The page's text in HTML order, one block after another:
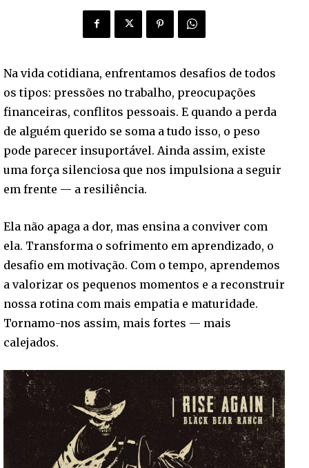
Na vida cotidiana, enfrentamos desafios de todos
os tipos: pressões no trabalho, preocupações
financeiras, conflitos pessoais. E quando a perda
de alguém querido se soma a tudo isso, o peso
pode parecer insuportável. Ainda assim, existe
uma força silenciosa que nos impulsiona a seguir
em frente — a resiliência.
Ela não apaga a dor, mas ensina a conviver com
ela. Transforma o sofrimento em aprendizado, o
desafio em motivação. Com o tempo, aprendemos
a valorizar os pequenos momentos e a reconstruir
nossa rotina com mais empatia e maturidade.
Tornamo-nos assim, mais fortes — mais
calejados.